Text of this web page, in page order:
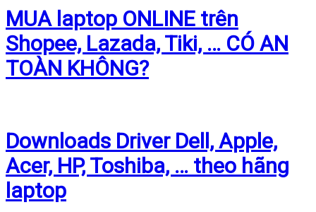
MUA laptop ONLINE trên
Shopee, Lazada, Tiki, … CÓ AN
TOÀN KHÔNG?
Downloads Driver Dell, Apple,
Acer, HP, Toshiba, … theo hãng
laptop